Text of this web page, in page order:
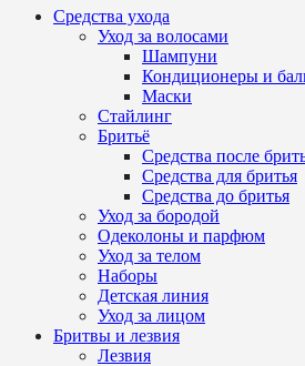
Средства ухода
Уход за волосами
Шампуни
Кондиционеры и
Маски
Стайлинг
Бритьё
Средства после
Средства для бритья
Средства до бритья
Уход за бородой
Одеколоны и парфюм
Уход за телом
Наборы
Детская линия
Уход за лицом
Бритвы и лезвия
Лезвия